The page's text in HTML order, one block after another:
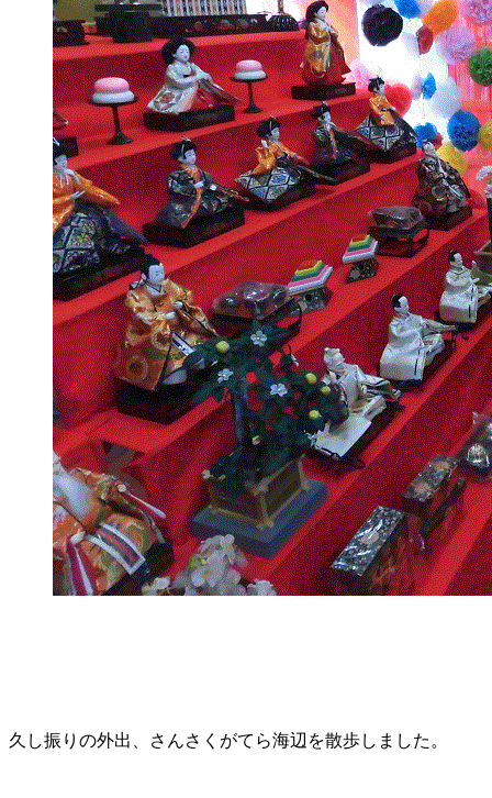
久し振りの外出、さんさくがてら海辺を散歩しました。